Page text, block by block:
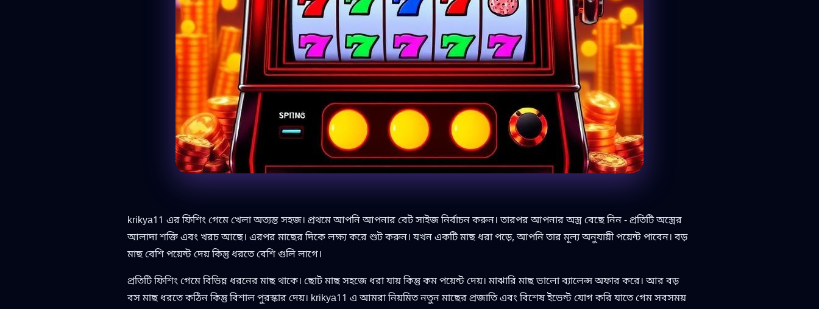
krikya11 এর ফিশিং গেমে খেলা অত্যন্ত সহজ। প্রথমে আপনি আপনার বেট সাইজ নির্বাচন করুন। তারপর আপনার অস্ত্র বেছে নিন - প্রতিটি অস্ত্রের
আলাদা শক্তি এবং খরচ আছে। এরপর মাছের দিকে লক্ষ্য করে শুট করুন। যখন একটি মাছ ধরা পড়ে, আপনি তার মূল্য অনুযায়ী পয়েন্ট পাবেন। বড়
মাছ বেশি পয়েন্ট দেয় কিন্তু ধরতে বেশি গুলি লাগে।
প্রতিটি ফিশিং গেমে বিভিন্ন ধরনের মাছ থাকে। ছোট মাছ সহজে ধরা যায় কিন্তু কম পয়েন্ট দেয়। মাঝারি মাছ ভালো ব্যালেন্স অফার করে। আর বড়
বস মাছ ধরতে কঠিন কিন্তু বিশাল পুরস্কার দেয়। krikya11 এ আমরা নিয়মিত নতুন মাছের প্রজাতি এবং বিশেষ ইভেন্ট যোগ করি যাতে গেম সবসময়